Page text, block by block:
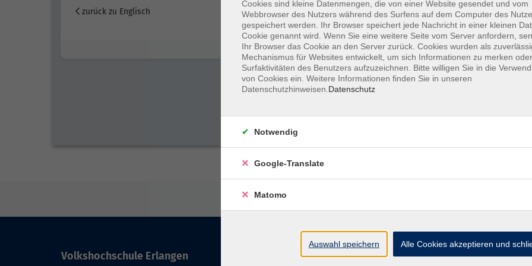
zurück zu Englisch Englisch - Niveaustufe C1
Wochentage Tageszeit
Volkshochschule Erlangen Social Media
Cookies sind kleine Datenmengen, die von einer Website gesendet und vom
Webbrowser des Nutzers während des Surfens auf dem Computer des
gespeichert werden. Ihr Browser speichert jede Nachricht in einer kleinen
Cookie genannt wird. Wenn Sie eine weitere Seite vom Server anfordern,
Ihr Browser das Cookie an den Server zurück. Cookies wurden als
Mechanismus für Websites entwickelt, um sich Informationen zu merken
Surfaktivitäten des Benutzers aufzuzeichnen. Bitte willigen Sie in die
von Cookies ein. Weitere Informationen finden Sie in unseren
Datenschutzhinweisen. Datenschutz
Notwendig
Google-Translate
Matomo
Auswahl speichern Alle Cookies akzeptieren und